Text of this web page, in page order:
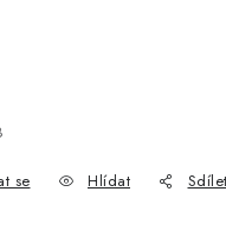
se Hlídat Sdílet